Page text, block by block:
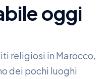
oggi
religiosi in Marocco,
dei pochi luoghi